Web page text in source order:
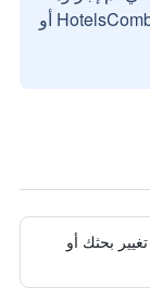
بواسطة مستخدمين حقيقيين مع HotelsCombined أو
بحثك أو